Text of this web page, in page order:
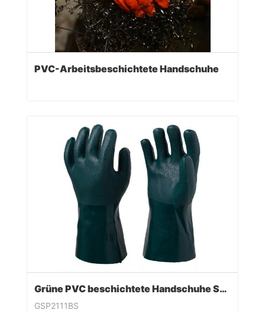
PVC-Arbeitsbeschichtete Handschuhe
Grüne PVC beschichtete Handschuhe Sandy Finish
GSP2111BS